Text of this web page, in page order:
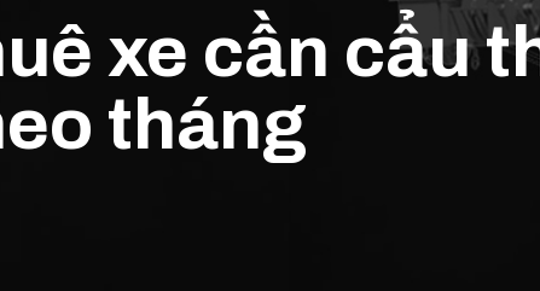
xe cần cẩu
tháng